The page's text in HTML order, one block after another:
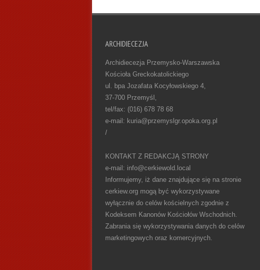
ARCHIDIECEZJA
Archidiecezja Przemysko-Warszawska
Kościoła Greckokatolickiego
ul. bpa Jozafata Kocyłowskiego 4,
37-700 Przemyśl,
tel/fax: (016) 678 78 68
e-mail: kuria@przemyslgr.opoka.org.pl
/
KONTAKT Z REDAKCJĄ STRONY
e-mail: info@cerkiewold.local
Informujemy, iż dane znajdujące się na stronie
cerkiew.org mogą być wykorzystywane
wyłącznie do celów kościelnych zgodnie z
Kodeksem Kanonów Kościołów Wschodnich.
Zabrania się wykorzystywania danych do celów
marketingowych oraz komercyjnych.